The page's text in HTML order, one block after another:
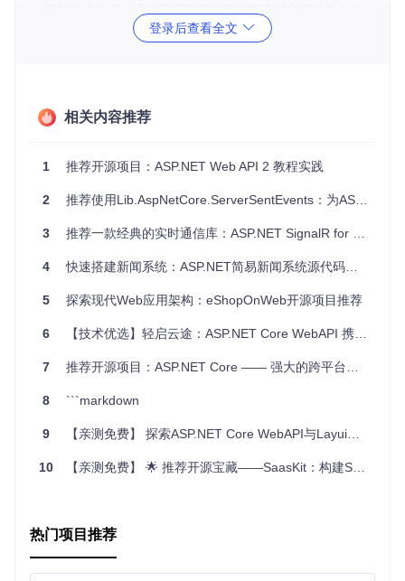
安全的身份验证：使用Azure AD实现用户身份验证，提供
跨平台开发：.NET Core
支持跨平台，可以在Windows、
Linux和macOS上进行开发和部署。
灵活的数据存储 ：通过Azure Storage连接字符串，轻松存
便捷的本地配置：使用dotnet user-secrets命令行工
项目，无论是用于个人分享还是团队协作，都能提供强大且稳
定的支撑。如果你想参与到ASP.NET社区的活动中，或是对实
时直播平台的开发感兴趣，那么 live.asp.net无疑是值得尝
试的绝佳选择。现在就加入我们，开启你的直播之旅吧！
登录后查看全文
相关内容推荐
1 推荐开源项目：ASP.NET Web API 2 教程实践
2 推荐使用Lib.AspNetCore.ServerSentEvents：为ASP.NET Core赋能实时通信
3 推荐一款经典的实时通信库：ASP.NET SignalR for Java和Android
4 快速搭建新闻系统：ASP.NET简易新闻系统源代码推荐
5 探索现代Web应用架构：eShopOnWeb开源项目推荐
6 【技术优选】轻启云途：ASP.NET Core WebAPI 携手 Layui 实例探秘
7 推荐开源项目：ASP.NET Core —— 强大的跨平台Web开发框架
8 ```markdown
9 【亲测免费】 探索ASP.NET Core WebAPI与Layui的完美结合：基础实例程序源码推荐
10 【亲测免费】 🌟 推荐开源宝藏——SaasKit：构建SaaS应用的强力引擎
热门项目推荐